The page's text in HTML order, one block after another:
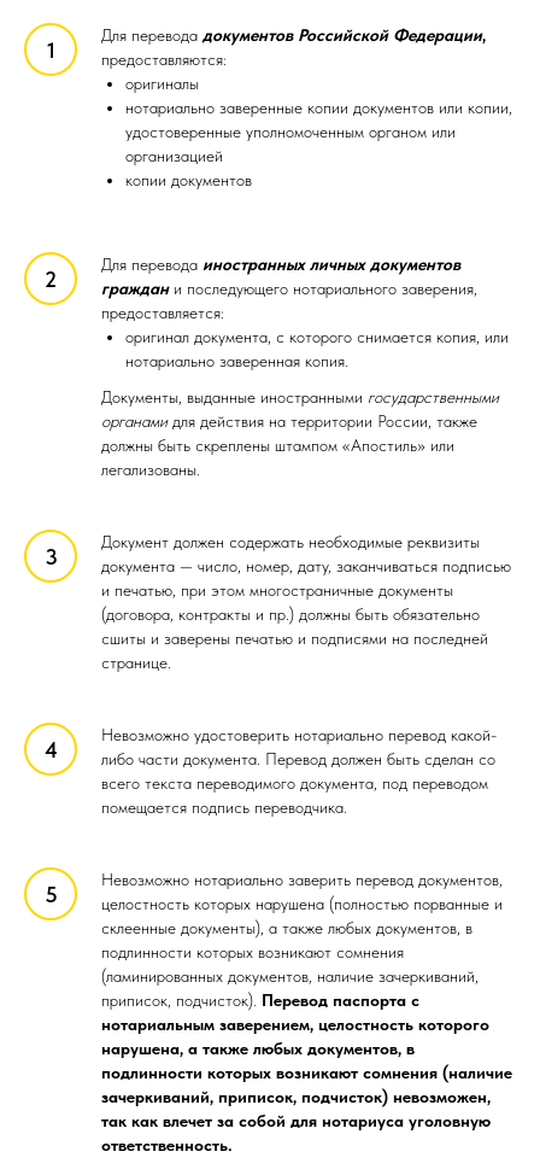
Для перевода документов Российской Федерации,
предоставляются:
оригиналы
нотариально заверенные копии документов или копии,
удостоверенные уполномоченным органом или
организацией
копии документов
Для перевода иностранных личных документов
граждан и последующего нотариального заверения,
предоставляется:
оригинал документа, с которого снимается копия, или
нотариально заверенная копия.
Документы, выданные иностранными государственными
органамидля действия на территории России, также
должны быть скреплены штампом «Апостиль» или
легализованы.
Документ должен содержать необходимые реквизиты
документа — число, номер, дату, заканчиваться подписью
и печатью, при этом многостраничные документы
(договора, контракты и пр.) должны быть обязательно
сшиты и заверены печатью и подписями на последней
странице.
Невозможно удостоверить нотариально перевод какой-
либо части документа. Перевод должен быть сделан со
всего текста переводимого документа, под переводом
помещается подпись переводчика.
Невозможно нотариально заверить перевод документов,
целостность которых нарушена (полностью порванные и
склеенные документы), а также любых документов, в
подлинности которых возникают сомнения
(ламинированных документов, наличие зачеркиваний,
приписок, подчисток). Перевод паспорта с
нотариальным заверением, целостность которого
нарушена, а также любых документов, в
подлинности которых возникают сомнения (наличие
зачеркиваний, приписок, подчисток) невозможен,
так как влечет за собой для нотариуса уголовную
ответственность.